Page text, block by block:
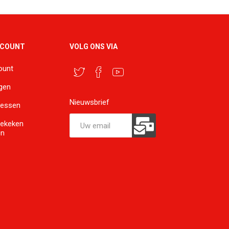
VOLG ONS VIA
Nieuwsbrief